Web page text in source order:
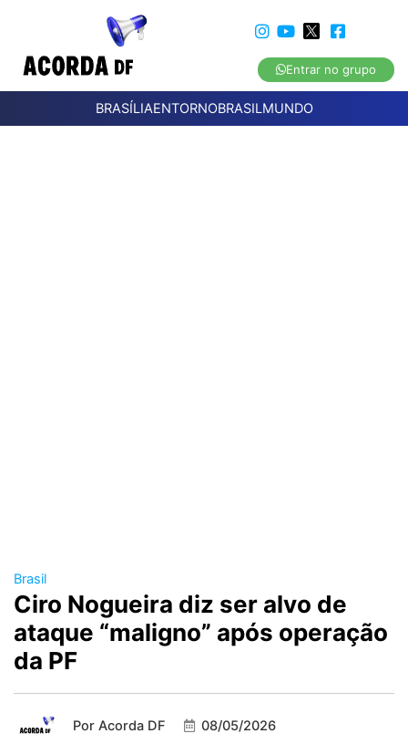
Entrar no grupo
BRASÍLIAENTORNOBRASILMUNDO
Brasil
Ciro Nogueira diz ser alvo de
ataque “maligno” após operação
da PF
Por Acorda DF 08/05/2026